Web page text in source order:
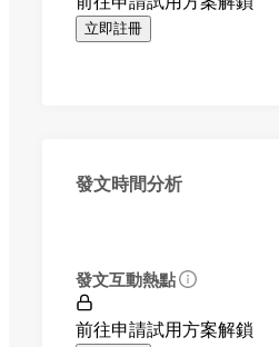
立即註冊
發文時間分析
發文互動熱點
前往申請試用方案解鎖